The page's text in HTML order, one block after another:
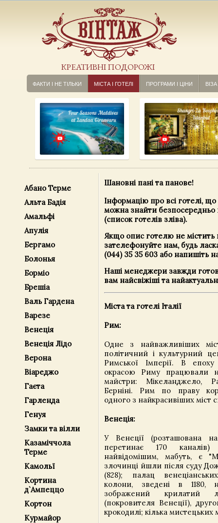
КРЕАТИВНІ ПОДОРОЖІ
ФАКТИ І НЕ ТІЛЬКИ МІСТА І ГОТЕЛІ ПРОГРАМИ І ЦІНИ ВІЗА
Абано Терме
Альта Бадія
Амальфі
Апулія
Бергамо
Болонья
Борміо
Брешіа
Валь Гардена
Варезе
Венеція
Венеція Лідо
Верона
Віареджо
Гаєта
Гарленда
Генуя
Замки та вілли
Казаміччола
Терме
Камольї
Кортина
д`Ампеццо
Кортон
Курмайор
Шановні пані та панове!
Інформацію про всі готелі, що
можна знайти безпосередньо
(список готелів зліва).
Якщо опис готелю не містить
зателефонуйте нам, будь
(044) 35 35 603 або напишіть
Наші менеджери завжди
вам найсвіжіші та
Міста та готелі Італії
Рим:
Одне з найважливіших
політичний і культурний
Римської Імперії. В
окрасою Риму працювали
майстри: Мікеланджело,
Берніні. Рим по праву
одного з найкрасивіших міст
Венеція:
У Венеції (розташована
перетинає 170
найвідомішим, мабуть, є
злочинці йшли після суду
(828); палац
колони, зведені в 1180,
зображений
(покровителя Венеції),
крокодилі; кілька мистецьких